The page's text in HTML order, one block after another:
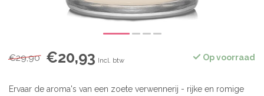
€29,90 €20,93 Incl. btw Op voorraad
Ervaar de aroma's van een zoete verwennerij - rijke en romige